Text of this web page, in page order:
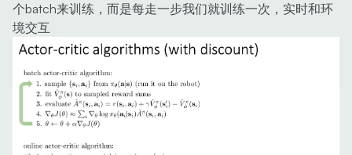
个batch来训练，而是每走一步我们就训练一次，实时和环
境交互